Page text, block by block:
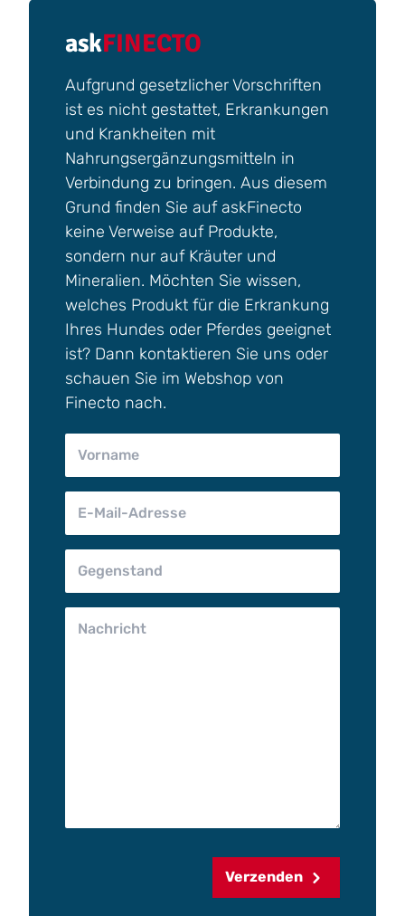
askFINECTO
Aufgrund gesetzlicher Vorschriften
ist es nicht gestattet, Erkrankungen
und Krankheiten mit
Nahrungsergänzungsmitteln in
Verbindung zu bringen. Aus diesem
Grund finden Sie auf askFinecto
keine Verweise auf Produkte,
sondern nur auf Kräuter und
Mineralien. Möchten Sie wissen,
welches Produkt für die Erkrankung
Ihres Hundes oder Pferdes geeignet
ist? Dann kontaktieren Sie uns oder
schauen Sie im Webshop von
Finecto nach.
Verzenden